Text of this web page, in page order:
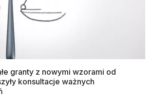
granty z nowymi wzorami od
konsultacje ważnych